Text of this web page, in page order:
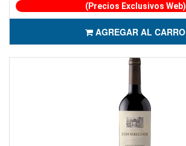
(Precios Exclusivos Web)
AGREGAR AL CARRO